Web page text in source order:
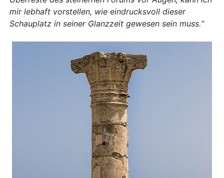
mir lebhaft vorstellen, wie eindrucksvoll dieser
Schauplatz in seiner Glanzzeit gewesen sein muss.“